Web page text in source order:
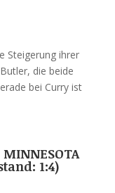
Steigerung ihrer
die beide
bei Curry ist
1:4)